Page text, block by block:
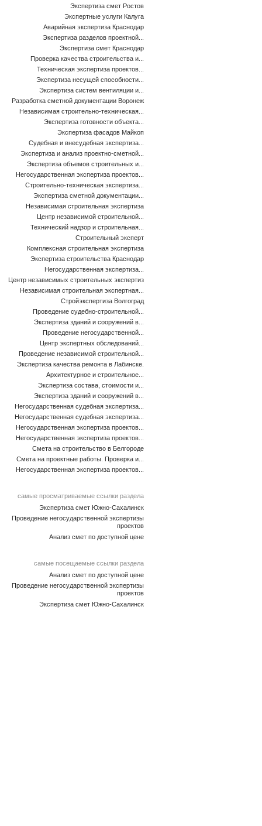
Экспертиза смет Ростов
Экспертные услуги Калуга
Аварийная экспертиза Краснодар
Экспертиза разделов проектной...
Экспертиза смет Краснодар
Проверка качества строительства и...
Техническая экспертиза проектов...
Экспертиза несущей способности...
Экспертиза систем вентиляции и...
Разработка сметной документации Воронеж
Независимая строительно-техническая...
Экспертиза готовности объекта...
Экспертиза фасадов Майкоп
Судебная и внесудебная экспертиза...
Экспертиза и анализ проектно-сметной...
Экспертиза объемов строительных и...
Негосударственная экспертиза проектов...
Строительно-техническая экспертиза...
Экспертиза сметной документации...
Независимая строительная экспертиза
Центр независимой строительной...
Технический надзор и строительная...
Строительный эксперт
Комплексная строительная экспертиза
Экспертиза строительства Краснодар
Негосударственная экспертиза...
Центр независимых строительных экспертиз
Независимая строительная экспертная...
Стройэкспертиза Волгоград
Проведение судебно-строительной...
Экспертиза зданий и сооружений в...
Проведение негосударственной...
Центр экспертных обследований...
Проведение независимой строительной...
Экспертиза качества ремонта в Лабинске.
Архитектурное и строительное...
Экспертиза состава, стоимости и...
Экспертиза зданий и сооружений в...
Негосударственная судебная экспертиза...
Негосударственная судебная экспертиза...
Негосударственная экспертиза проектов...
Негосударственная экспертиза проектов...
Смета на строительство в Белгороде
Смета на проектные работы. Проверка и...
Негосударственная экспертиза проектов...
самые просматриваемые ссылки раздела
Экспертиза смет Южно-Сахалинск
Проведение негосударственной экспертизы
проектов
Анализ смет по доступной цене
самые посещаемые ссылки раздела
Анализ смет по доступной цене
Проведение негосударственной экспертизы
проектов
Экспертиза смет Южно-Сахалинск